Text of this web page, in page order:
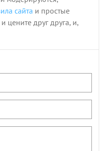
сайта и простые
цените друг друга, и,